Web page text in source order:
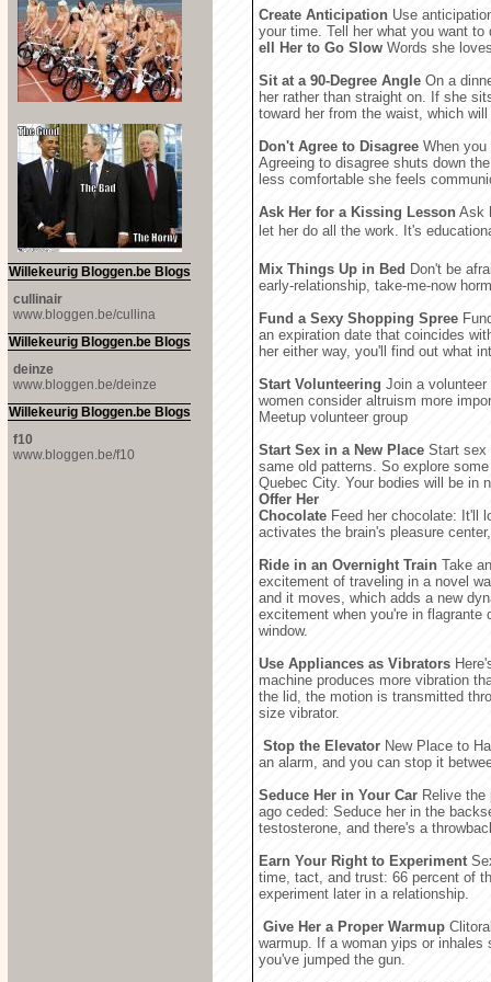
Willekeurig Bloggen.be Blogs
cullinair
www.bloggen.be/cullina
Willekeurig Bloggen.be Blogs
deinze
www.bloggen.be/deinze
Willekeurig Bloggen.be Blogs
f10
www.bloggen.be/f10
Create Anticipation Use
your time. Tell her what you want
ell Her to Go Slow Words she
Sit at a 90-Degree Angle On a
her rather than straight on. If she
toward her from the waist, which
Don't Agree to Disagree When you
Agreeing to disagree shuts down
less comfortable she feels
Ask Her for a Kissing Lesson Ask
let her do all the work. It's
Mix Things Up in Bed Don't be
early-relationship, take-me-now
Fund a Sexy Shopping Spree
an expiration date that coincides
her either way, you'll find out what
Start Volunteering Join a
women consider altruism more
Meetup volunteer group
Start Sex in a New Place Start sex
same old patterns. So explore
Quebec City. Your bodies will be in
Offer Her
Chocolate Feed her chocolate: It'll
activates the brain's pleasure
Ride in an Overnight Train Take
excitement of traveling in a novel
and it moves, which adds a new
excitement when you're in
window.
Use Appliances as Vibrators
machine produces more vibration
the lid, the motion is transmitted
size vibrator.
Stop the Elevator New Place to
an alarm, and you can stop it
Seduce Her in Your Car Relive
ago ceded: Seduce her in the
testosterone, and there's a
Earn Your Right to Experiment
time, tact, and trust: 66 percent of
experiment later in a relationship.
Give Her a Proper Warmup
warmup. If a woman yips or inhales
you've jumped the gun.